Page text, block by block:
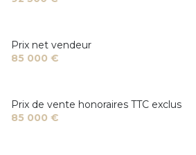
Prix net vendeur
85 000 €
Prix de vente honoraires TTC exclus
85 000 €